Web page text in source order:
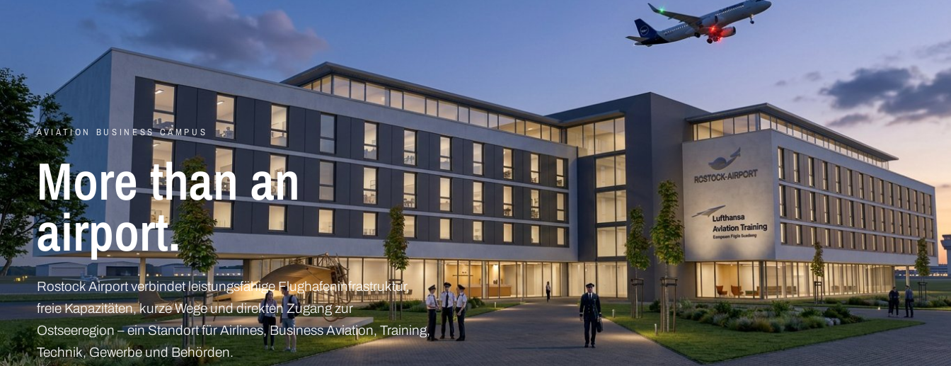
AVIATION BUSINESS CAMPUS
More than an
airport.
Rostock Airport verbindet leistungsfähige Flughafeninfrastruktur,
freie Kapazitäten, kurze Wege und direkten Zugang zur
Ostseeregion – ein Standort für Airlines, Business Aviation, Training,
Technik, Gewerbe und Behörden.